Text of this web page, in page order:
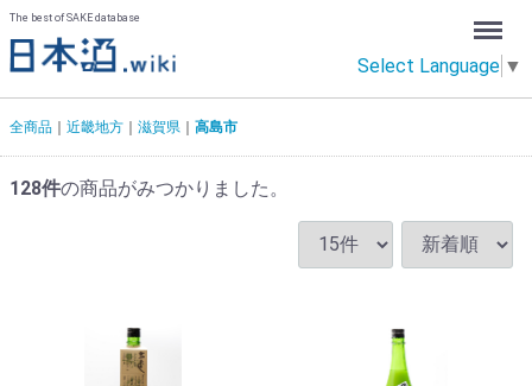
The best of SAKE database
Select Language ▼
Menu
全商品 近畿地方 滋賀県 高島市
128件の商品がみつかりました。